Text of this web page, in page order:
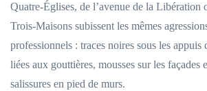
Quatre-Églises, de l’avenue de la Libération
Trois-Maisons subissent les mêmes
professionnels : traces noires sous les appuis
liées aux gouttières, mousses sur les façades
salissures en pied de murs.